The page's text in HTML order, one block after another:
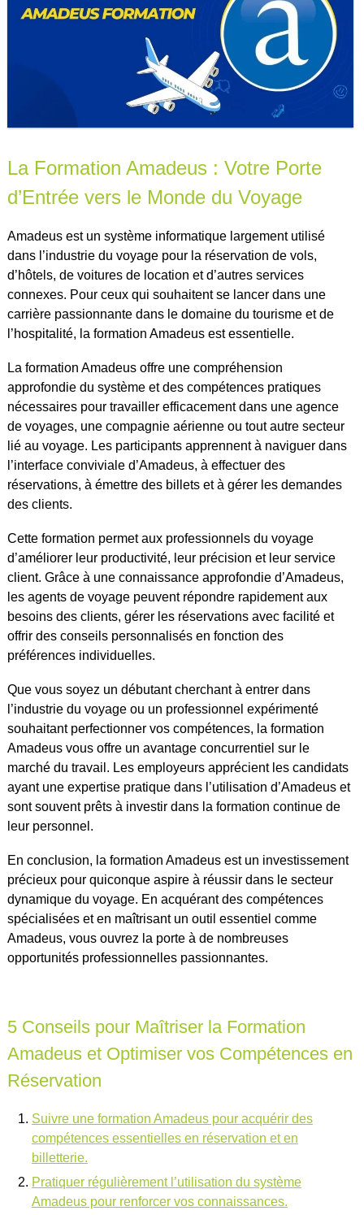
La Formation Amadeus : Votre Porte
d’Entrée vers le Monde du Voyage
Amadeus est un système informatique largement utilisé
dans l’industrie du voyage pour la réservation de vols,
d’hôtels, de voitures de location et d’autres services
connexes. Pour ceux qui souhaitent se lancer dans une
carrière passionnante dans le domaine du tourisme et de
l’hospitalité, la formation Amadeus est essentielle.
La formation Amadeus offre une compréhension
approfondie du système et des compétences pratiques
nécessaires pour travailler efficacement dans une agence
de voyages, une compagnie aérienne ou tout autre secteur
lié au voyage. Les participants apprennent à naviguer dans
l’interface conviviale d’Amadeus, à effectuer des
réservations, à émettre des billets et à gérer les demandes
des clients.
Cette formation permet aux professionnels du voyage
d’améliorer leur productivité, leur précision et leur service
client. Grâce à une connaissance approfondie d’Amadeus,
les agents de voyage peuvent répondre rapidement aux
besoins des clients, gérer les réservations avec facilité et
offrir des conseils personnalisés en fonction des
préférences individuelles.
Que vous soyez un débutant cherchant à entrer dans
l’industrie du voyage ou un professionnel expérimenté
souhaitant perfectionner vos compétences, la formation
Amadeus vous offre un avantage concurrentiel sur le
marché du travail. Les employeurs apprécient les candidats
ayant une expertise pratique dans l’utilisation d’Amadeus et
sont souvent prêts à investir dans la formation continue de
leur personnel.
En conclusion, la formation Amadeus est un investissement
précieux pour quiconque aspire à réussir dans le secteur
dynamique du voyage. En acquérant des compétences
spécialisées et en maîtrisant un outil essentiel comme
Amadeus, vous ouvrez la porte à de nombreuses
opportunités professionnelles passionnantes.
5 Conseils pour Maîtriser la Formation
Amadeus et Optimiser vos Compétences en
Réservation
Suivre une formation Amadeus pour acquérir des
compétences essentielles en réservation et en
billetterie.
Pratiquer régulièrement l’utilisation du système
Amadeus pour renforcer vos connaissances.